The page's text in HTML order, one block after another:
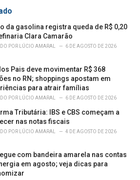
da gasolina registra queda de R$ 0,20
Clara Camarão
POR LÚCIO AMARAL 6 DE AGOSTO DE 2026
Pais deve movimentar R$ 368
no RN; shoppings apostam em
para atrair famílias
POR LÚCIO AMARAL 6 DE AGOSTO DE 2026
Tributária: IBS e CBS começam a
nas notas fiscais
POR LÚCIO AMARAL 4 DE AGOSTO DE 2026
com bandeira amarela nas contas
em agosto; veja dicas para